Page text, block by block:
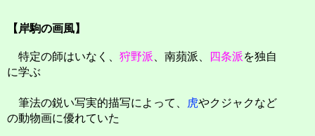
【岸駒の画風】
特定の師はいなく、 狩野派 、南蘋派、 四条派を独自
に学ぶ
筆法の鋭い写実的描写によって、 虎やクジャクなど
の動物画に優れていた